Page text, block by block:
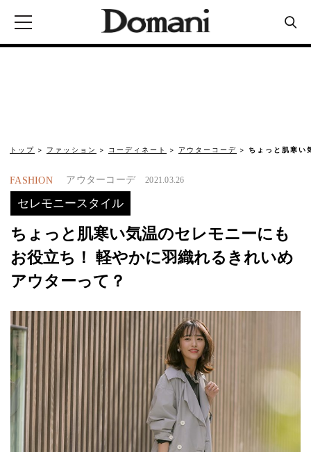
トップ ファッション コーディネート アウターコーデ ちょっと肌寒い
FASHION アウターコーデ 2021.03.26
セレモニースタイル
ちょっと肌寒い気温のセレモニーにも
お役立ち！ 軽やかに羽織れるきれいめ
アウターって？